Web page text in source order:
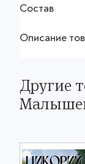
Состав
Описание
Другие